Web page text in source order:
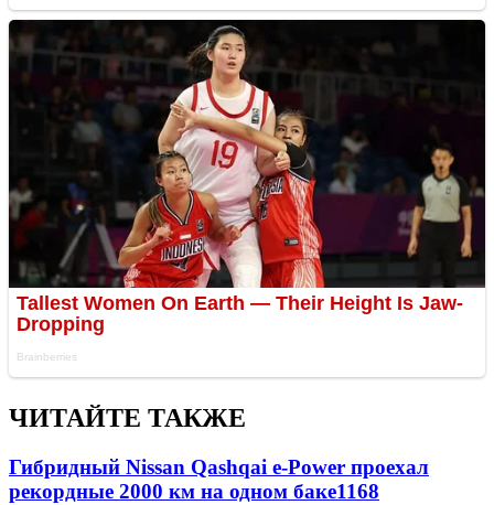
ЧИТАЙТЕ ТАКЖЕ
Гибридный Nissan Qashqai e-Power проехал
рекордные 2000 км на одном баке1168